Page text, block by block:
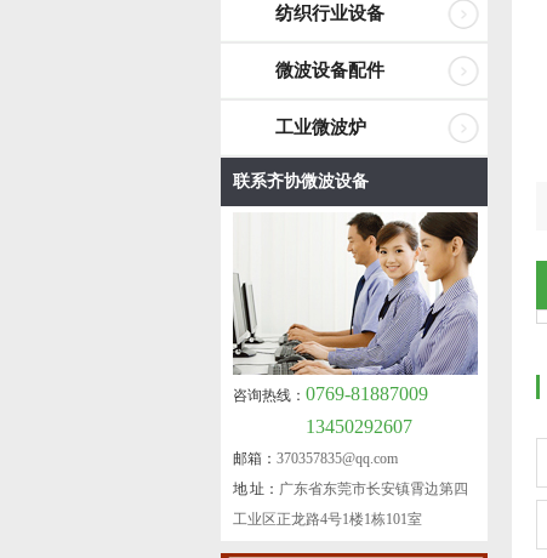
纺织行业设备
微波设备配件
工业微波炉
联系齐协微波设备
咨询热线： 0769-81887009
13450292607
邮箱： 370357835@qq.com
地 址： 广东省东莞市长安镇霄边第四
工业区正龙路4号1楼1栋101室